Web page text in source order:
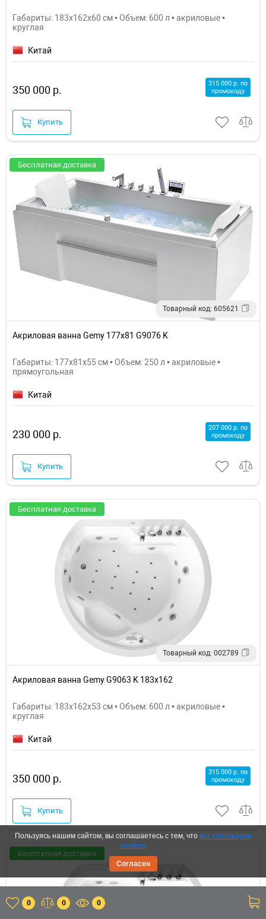
Габариты: 183x162x60 см • Объем: 600 л • акриловые •
круглая
Китай
350 000 р.
315 000 р. по
промокоду
Купить
Бесплатная доставка
Товарный код: 605621
Акриловая ванна Gemy 177x81 G9076 K
Габариты: 177x81x55 см • Объем: 250 л • акриловые •
прямоугольная
Китай
230 000 р.
207 000 р. по
промокоду
Купить
Бесплатная доставка
Товарный код: 002789
Акриловая ванна Gemy G9063 K 183х162
Габариты: 183x162x53 см • Объем: 600 л • акриловые •
круглая
Китай
350 000 р.
315 000 р. по
промокоду
Купить
Бесплатная доставка
0 0 0
Пользуясь нашим сайтом, вы соглашаетесь с тем, что мы используем
cookies
Согласен